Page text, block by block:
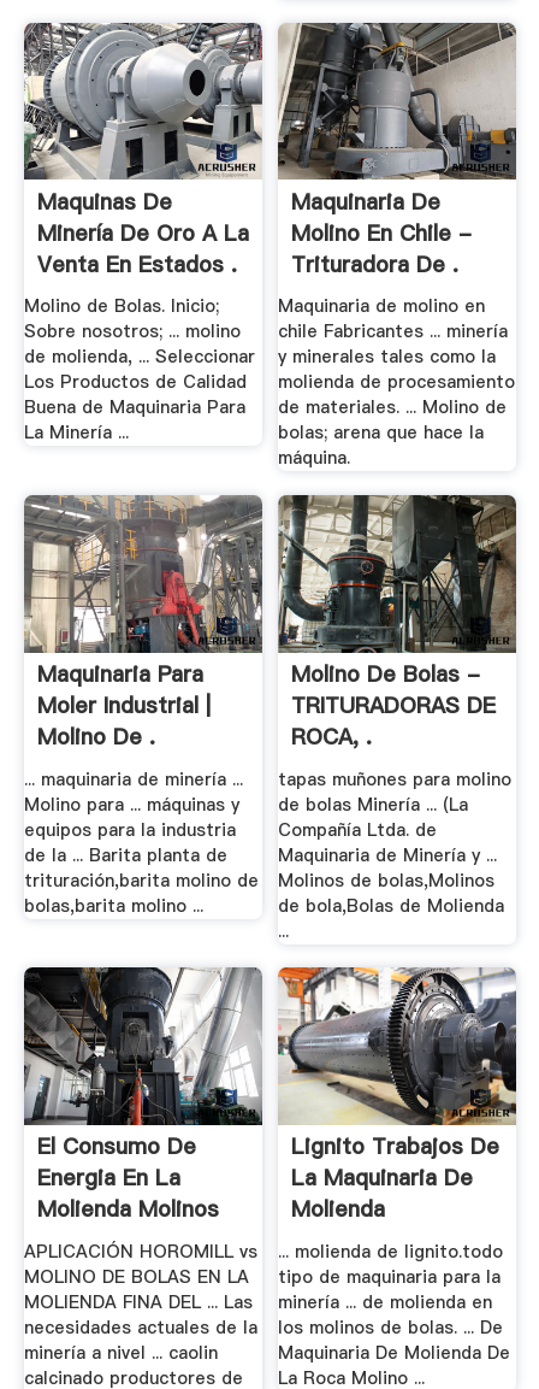
Maquinas De
Minería De Oro A La
Venta En Estados .
Molino de Bolas. Inicio;
Sobre nosotros; ... molino
de molienda, ... Seleccionar
Los Productos de Calidad
Buena de Maquinaria Para
La Minería ...
Maquinaria De
Molino En Chile -
Trituradora De .
Maquinaria de molino en
chile Fabricantes ... minería
y minerales tales como la
molienda de procesamiento
de materiales. ... Molino de
bolas; arena que hace la
máquina.
Maquinaria Para
Moler Industrial |
Molino De .
... maquinaria de minería ...
Molino para ... máquinas y
equipos para la industria
de la ... Barita planta de
trituración,barita molino de
bolas,barita molino ...
Molino De Bolas -
TRITURADORAS DE
ROCA, .
tapas muñones para molino
de bolas Minería ... (La
Compañía Ltda. de
Maquinaria de Minería y ...
Molinos de bolas,Molinos
de bola,Bolas de Molienda
...
El Consumo De
Energia En La
Molienda Molinos
De .
APLICACIÓN HOROMILL vs
MOLINO DE BOLAS EN LA
MOLIENDA FINA DEL ... Las
necesidades actuales de la
minería a nivel ... caolin
calcinado productores de
Lignito Trabajos De
La Maquinaria De
Molienda
... molienda de lignito.todo
tipo de maquinaria para la
minería ... de molienda en
los molinos de bolas. ... De
Maquinaria De Molienda De
La Roca Molino ...